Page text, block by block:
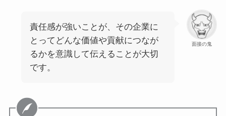
面接の鬼
責任感が強いことが、その企業に
とってどんな価値や貢献につなが
るかを意識して伝えることが大切
です。